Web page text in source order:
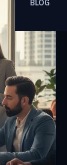
BLOG